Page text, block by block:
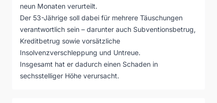
neun Monaten verurteilt.
Der 53-Jährige soll dabei für mehrere Täuschungen
verantwortlich sein – darunter auch Subventionsbetrug,
Kreditbetrug sowie vorsätzliche
Insolvenzverschleppung und Untreue.
Insgesamt hat er dadurch einen Schaden in
sechsstelliger Höhe verursacht.